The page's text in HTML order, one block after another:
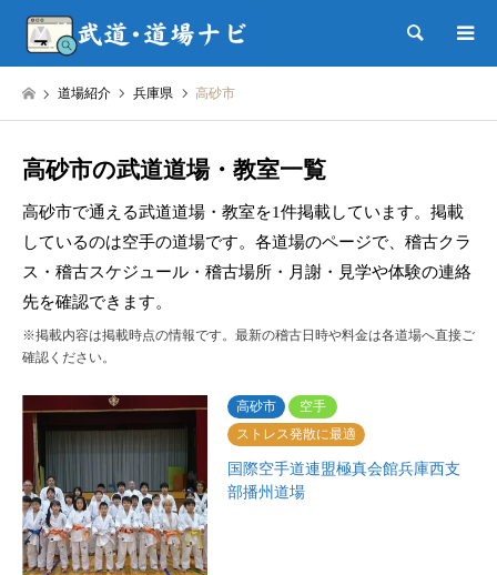
検索
道場紹介 兵庫県 高砂市
高砂市の武道道場・教室一覧
高砂市で通える武道道場・教室を1件掲載しています。掲載
しているのは空手の道場です。各道場のページで、稽古クラ
ス・稽古スケジュール・稽古場所・月謝・見学や体験の連絡
先を確認できます。
※掲載内容は掲載時点の情報です。最新の稽古日時や料金は各道場へ直接ご
確認ください。
高砂市
空手
ストレス発散に最適
国際空手道連盟極真会館兵庫西支
部播州道場